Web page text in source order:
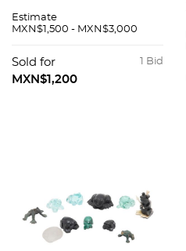
de plomo
marca RCR Modelo
Bolero Incluye caja
Estimate
MXN$1,500 - MXN$3,000
1 Bid
Sold for
MXN$1,200